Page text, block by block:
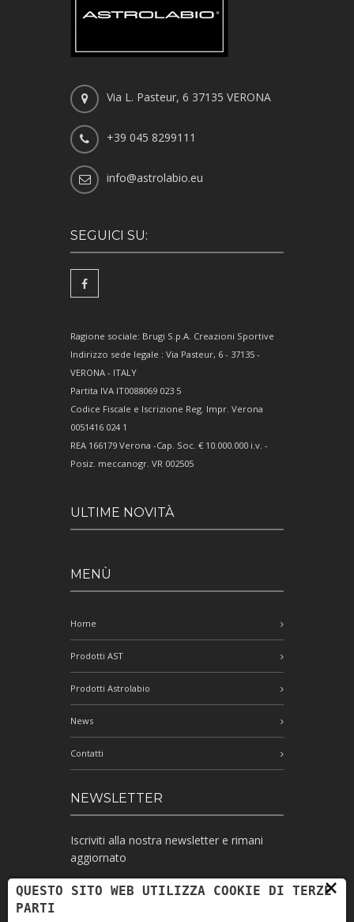
Via L. Pasteur, 6 37135 VERONA
+39 045 8299111
info@astrolabio.eu
SEGUICI SU:
Ragione sociale: Brugi S.p.A. Creazioni Sportive
Indirizzo sede legale : Via Pasteur, 6 - 37135 -
VERONA - ITALY
Partita IVA IT0088069 023 5
Codice Fiscale e Iscrizione Reg. Impr. Verona
0051416 024 1
REA 166179 Verona -Cap. Soc. € 10.000.000 i.v. -
Posiz. meccanogr. VR 002505
ULTIME NOVITÀ
MENÙ
Home
Prodotti AST
Prodotti Astrolabio
News
Contatti
NEWSLETTER
Iscriviti alla nostra newsletter e rimani
aggiornato
×
QUESTO SITO WEB UTILIZZA COOKIE DI TERZE
PARTI